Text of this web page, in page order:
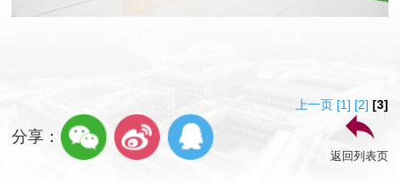
上一页 [1] [2] [3]
分享：
返回列表页